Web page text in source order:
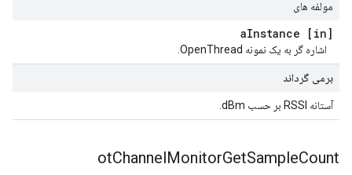
مولفه های
[in] a
Instance
اشاره گر به یک نمونه OpenThread.
برمی گرداند
آستانه RSSI بر حسب dBm.
otChannelMonitorGetSampleCount